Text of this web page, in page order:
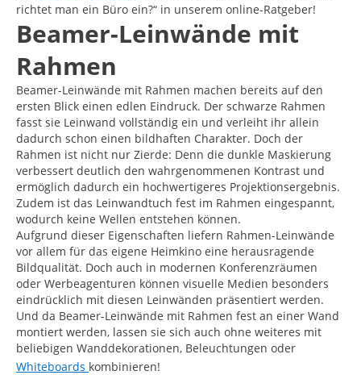
richtet man ein Büro ein?“ in unserem online-Ratgeber!
Beamer-Leinwände mit
Rahmen
Beamer-Leinwände mit Rahmen machen bereits auf den
ersten Blick einen edlen Eindruck. Der schwarze Rahmen
fasst sie Leinwand vollständig ein und verleiht ihr allein
dadurch schon einen bildhaften Charakter. Doch der
Rahmen ist nicht nur Zierde: Denn die dunkle Maskierung
verbessert deutlich den wahrgenommenen Kontrast und
ermöglich dadurch ein hochwertigeres Projektionsergebnis.
Zudem ist das Leinwandtuch fest im Rahmen eingespannt,
wodurch keine Wellen entstehen können.
Aufgrund dieser Eigenschaften liefern Rahmen-Leinwände
vor allem für das eigene Heimkino eine herausragende
Bildqualität. Doch auch in modernen Konferenzräumen
oder Werbeagenturen können visuelle Medien besonders
eindrücklich mit diesen Leinwänden präsentiert werden.
Und da Beamer-Leinwände mit Rahmen fest an einer Wand
montiert werden, lassen sie sich auch ohne weiteres mit
beliebigen Wanddekorationen, Beleuchtungen oder
Whiteboards kombinieren!